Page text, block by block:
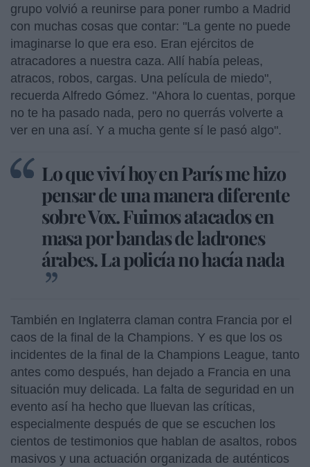
grupo volvió a reunirse para poner rumbo a Madrid
con muchas cosas que contar: "La gente no puede
imaginarse lo que era eso. Eran ejércitos de
atracadores a nuestra caza. Allí había peleas,
atracos, robos, cargas. Una película de miedo",
recuerda Alfredo Gómez. "Ahora lo cuentas, porque
no te ha pasado nada, pero no querrás volverte a
ver en una así. Y a mucha gente sí le pasó algo".
Lo que viví hoy en París me hizo
pensar de una manera diferente
sobre Vox. Fuimos atacados en
masa por bandas de ladrones
árabes. La policía no hacía nada
También en Inglaterra claman contra Francia por el
caos de la final de la Champions. Y es que los os
incidentes de la final de la Champions League, tanto
antes como después, han dejado a Francia en una
situación muy delicada. La falta de seguridad en un
evento así ha hecho que lluevan las críticas,
especialmente después de que se escuchen los
cientos de testimonios que hablan de asaltos, robos
masivos y una actuación organizada de auténticos